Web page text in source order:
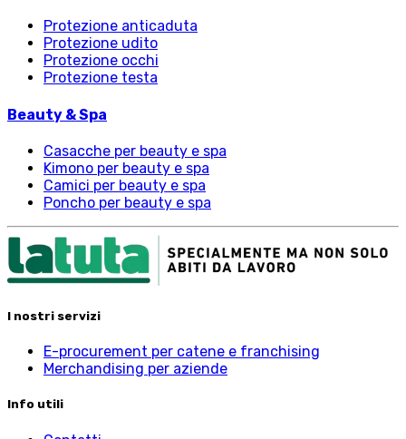
Protezione anticaduta
Protezione udito
Protezione occhi
Protezione testa
Beauty & Spa
Casacche per beauty e spa
Kimono per beauty e spa
Camici per beauty e spa
Poncho per beauty e spa
I nostri servizi
E-procurement per catene e franchising
Merchandising per aziende
Info utili